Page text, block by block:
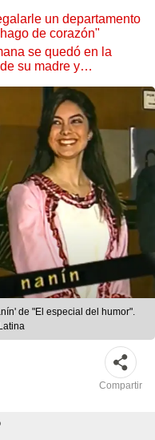
un departamento
de corazón"
se quedó en la
su madre y
de "El especial del humor".
Compartir